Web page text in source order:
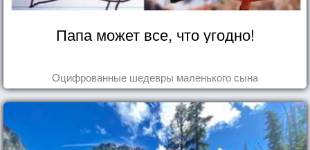
Папа может все, что угодно!
Оцифрованные шедевры маленького сына